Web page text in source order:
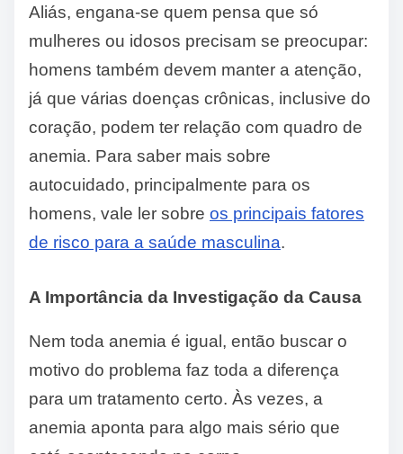
Aliás, engana-se quem pensa que só
mulheres ou idosos precisam se preocupar:
homens também devem manter a atenção,
já que várias doenças crônicas, inclusive do
coração, podem ter relação com quadro de
anemia. Para saber mais sobre
autocuidado, principalmente para os
homens, vale ler sobre os principais fatores
de risco para a saúde masculina.
A Importância da Investigação da Causa
Nem toda anemia é igual, então buscar o
motivo do problema faz toda a diferença
para um tratamento certo. Às vezes, a
anemia aponta para algo mais sério que